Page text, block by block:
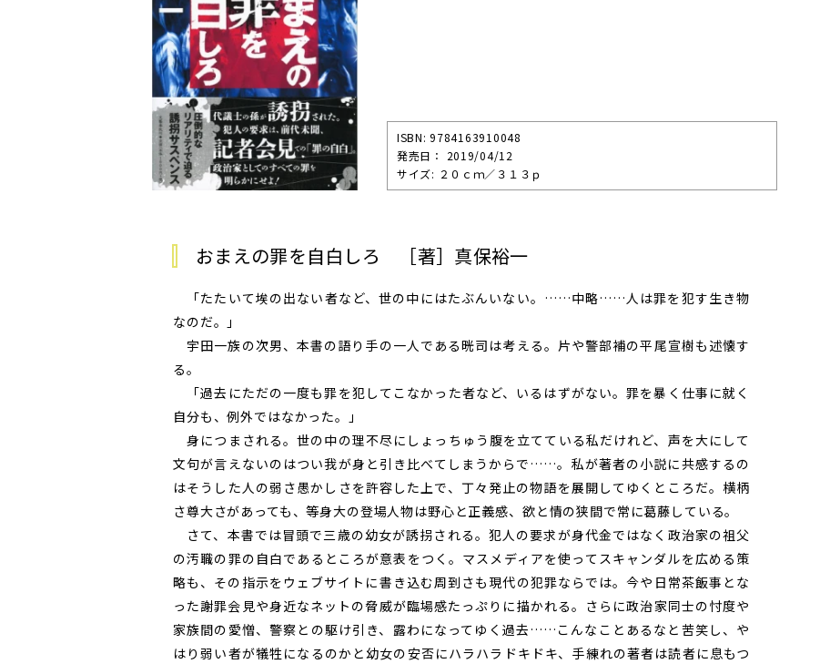
ISBN: 9784163910048
発売⽇： 2019/04/12
サイズ: ２０ｃｍ／３１３ｐ
おまえの罪を自白しろ ［著］真保裕一
「たたいて埃の出ない者など、世の中にはたぶんいない。……中略……人は罪を犯す生き物
なのだ。」
宇田一族の次男、本書の語り手の一人である晄司は考える。片や警部補の平尾宣樹も述懐す
る。
「過去にただの一度も罪を犯してこなかった者など、いるはずがない。罪を暴く仕事に就く
自分も、例外ではなかった。」
身につまされる。世の中の理不尽にしょっちゅう腹を立てている私だけれど、声を大にして
文句が言えないのはつい我が身と引き比べてしまうからで……。私が著者の小説に共感するの
はそうした人の弱さ愚かしさを許容した上で、丁々発止の物語を展開してゆくところだ。横柄
さ尊大さがあっても、等身大の登場人物は野心と正義感、欲と情の狭間で常に葛藤している。
さて、本書では冒頭で三歳の幼女が誘拐される。犯人の要求が身代金ではなく政治家の祖父
の汚職の罪の自白であるところが意表をつく。マスメディアを使ってスキャンダルを広める策
略も、その指示をウェブサイトに書き込む周到さも現代の犯罪ならでは。今や日常茶飯事とな
った謝罪会見や身近なネットの脅威が臨場感たっぷりに描かれる。さらに政治家同士の忖度や
家族間の愛憎、警察との駆け引き、露わになってゆく過去……こんなことあるなと苦笑し、や
はり弱い者が犠牲になるのかと幼女の安否にハラハラドキドキ、手練れの著者は読者に息もつ